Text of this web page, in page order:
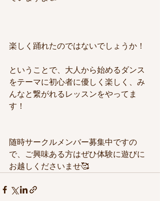
楽しく踊れたのではないでしょうか！
ということで、大人から始めるダンス
をテーマに初心者に優しく楽しく、み
んなと繋がれるレッスンをやってま
す！
随時サークルメンバー募集中ですの
で、ご興味ある方はぜひ体験に遊びに
お越しくださいませ🥰